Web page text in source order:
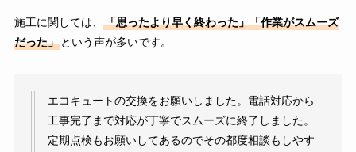
施工に関しては、
「思ったより早く終わった」「作業がスムーズ
だった」という声が多いです。
エコキュートの交換をお願いしました。電話対応から
工事完了まで対応が丁寧でスムーズに終了しました。
定期点検もお願いしてあるのでその都度相談もしやす